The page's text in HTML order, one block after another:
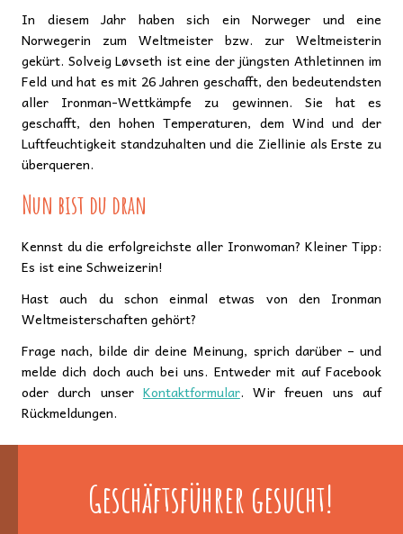
In diesem Jahr haben sich ein Norweger und eine
Norwegerin zum Weltmeister bzw. zur Weltmeisterin
gekürt. Solveig Løvseth ist eine der jüngsten Athletinnen im
Feld und hat es mit 26 Jahren geschafft, den bedeutendsten
aller Ironman-Wettkämpfe zu gewinnen. Sie hat es
geschafft, den hohen Temperaturen, dem Wind und der
Luftfeuchtigkeit standzuhalten und die Ziellinie als Erste zu
überqueren.
Nun bist du dran
Kennst du die erfolgreichste aller Ironwoman? Kleiner Tipp:
Es ist eine Schweizerin!
Hast auch du schon einmal etwas von den Ironman
Weltmeisterschaften gehört?
Frage nach, bilde dir deine Meinung, sprich darüber – und
melde dich doch auch bei uns. Entweder mit auf Facebook
oder durch unser Kontaktformular. Wir freuen uns auf
Rückmeldungen.
Geschäftsführer gesucht!